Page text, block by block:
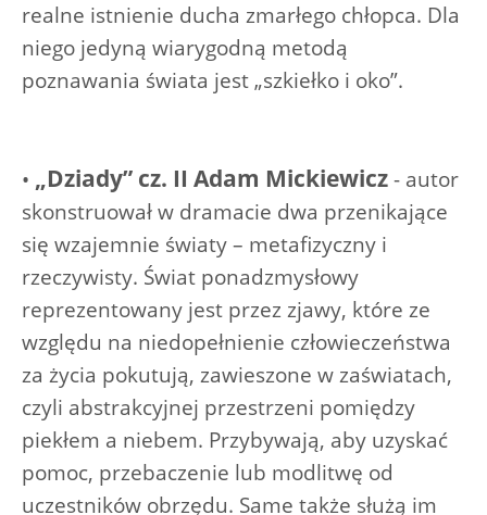
realne istnienie ducha zmarłego chłopca. Dla
niego jedyną wiarygodną metodą
poznawania świata jest „szkiełko i oko”.
• „Dziady” cz. II Adam Mickiewicz- autor
skonstruował w dramacie dwa przenikające
się wzajemnie światy – metafizyczny i
rzeczywisty. Świat ponadzmysłowy
reprezentowany jest przez zjawy, które ze
względu na niedopełnienie człowieczeństwa
za życia pokutują, zawieszone w zaświatach,
czyli abstrakcyjnej przestrzeni pomiędzy
piekłem a niebem. Przybywają, aby uzyskać
pomoc, przebaczenie lub modlitwę od
uczestników obrzędu. Same także służą im